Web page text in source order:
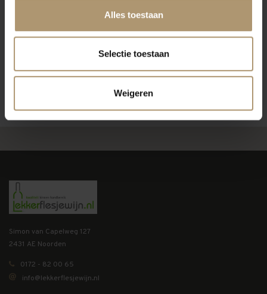
Alles toestaan
Selectie toestaan
Weigeren
Simon van Capelweg 127
2431 AE Noorden
0172 - 82 00 65
info@lekkerflesjewijn.nl